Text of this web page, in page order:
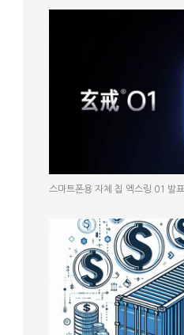
스마트폰용 자체 칩 엑스링 01 발